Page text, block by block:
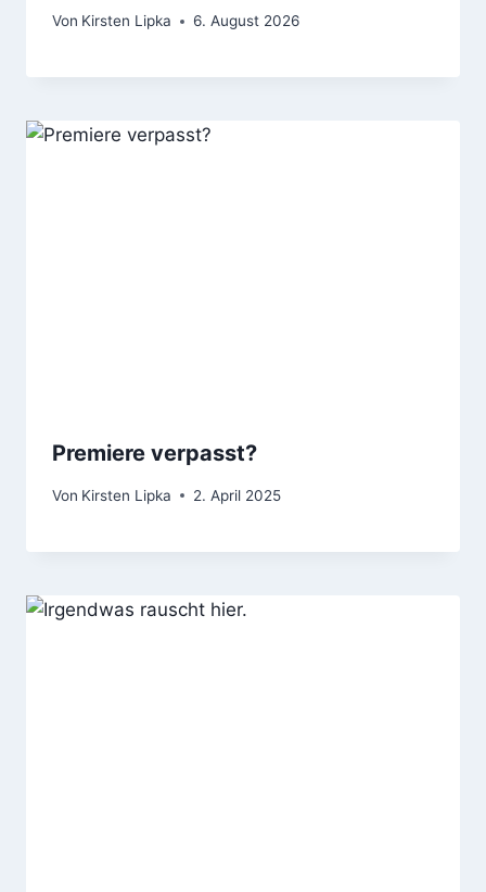
Von Kirsten Lipka 6. August 2026
Premiere verpasst?
Von Kirsten Lipka 2. April 2025